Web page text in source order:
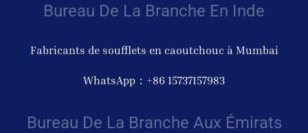
Bureau De La Branche En Inde
Fabricants de soufflets en caoutchouc à Mumbai
WhatsApp：+86 15737157983
Bureau De La Branche Aux Émirats